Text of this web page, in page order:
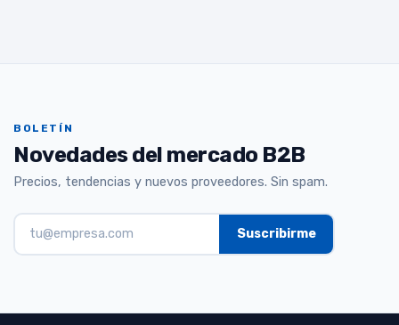
BOLETÍN
Novedades del mercado B2B
Precios, tendencias y nuevos proveedores. Sin spam.